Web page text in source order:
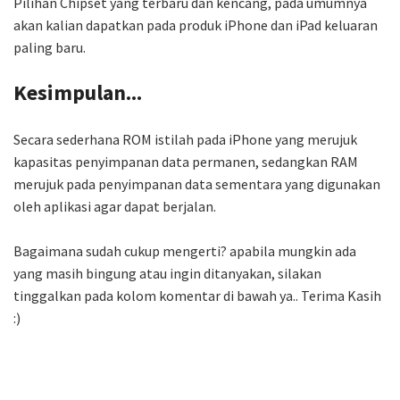
akan kalian dapatkan pada produk iPhone dan iPad keluaran
paling baru.
Kesimpulan...
Secara sederhana ROM istilah pada iPhone yang merujuk
kapasitas penyimpanan data permanen, sedangkan RAM
merujuk pada penyimpanan data sementara yang digunakan
oleh aplikasi agar dapat berjalan.
Bagaimana sudah cukup mengerti? apabila mungkin ada
yang masih bingung atau ingin ditanyakan, silakan
tinggalkan pada kolom komentar di bawah ya.. Terima Kasih
:)